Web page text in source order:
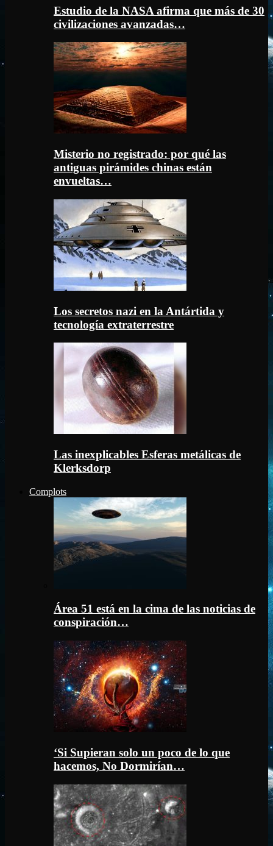
Estudio de la NASA afirma que más de 30
civilizaciones avanzadas…
Misterio no registrado: por qué las
antiguas pirámides chinas están
envueltas…
Los secretos nazi en la Antártida y
tecnología extraterrestre
Las inexplicables Esferas metálicas de
Klerksdorp
Complots
Área 51 está en la cima de las noticias de
conspiración…
‘Si Supieran solo un poco de lo que
hacemos, No Dormirían…